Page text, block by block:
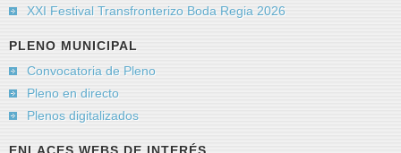
XXI Festival Transfronterizo Boda Regia 2026
PLENO MUNICIPAL
Convocatoria de Pleno
Pleno en directo
Plenos digitalizados